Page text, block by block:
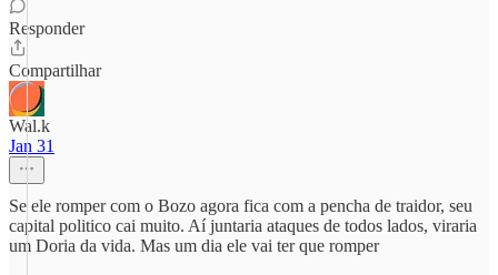
Responder
Compartilhar
Wal.k
Jan 31
Se ele romper com o Bozo agora fica com a pencha de traidor, seu
capital politico cai muito. Aí juntaria ataques de todos lados, viraria
um Doria da vida. Mas um dia ele vai ter que romper